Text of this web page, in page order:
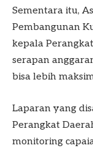
Sementara itu,
Pembangunan
kepala
serapan
bisa lebih
Laparan yang
Perangkat
monitoring